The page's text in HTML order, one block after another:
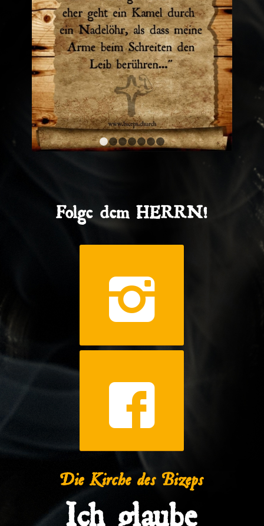
2 3 4 5 6 7
Folge dem HERRN!
Die Kirche des Bizeps
Ich glaube